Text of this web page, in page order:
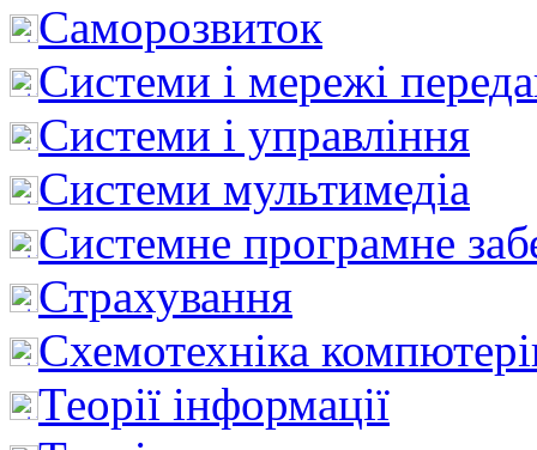
Саморозвиток
Системи і мережі
Системи і управління
Системи мультимедіа
Системне програмне
Страхування
Схемотехніка
Теорії інформації